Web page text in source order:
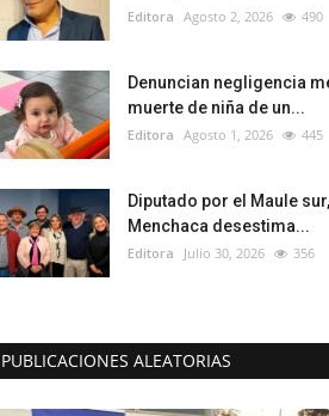
Editora Agosto 2, 2026 490
Denuncian negligencia
muerte de niña de un...
Editora Agosto 1, 2026 445
Diputado por el Maule
Menchaca desestima...
Editora Julio 30, 2026 356
PUBLICACIONES ALEATORIAS